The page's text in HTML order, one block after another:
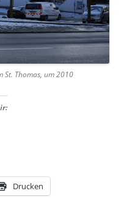
St. Thomas, um 2010
Drucken